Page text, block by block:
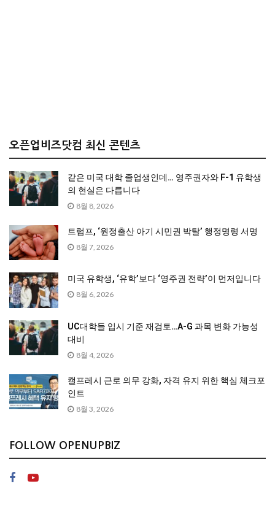
오픈업비즈닷컴 최신 콘텐츠
같은 미국 대학 졸업생인데… 영주권자와 F-1 유학생
의 현실은 다릅니다
8월 8, 2026
트럼프, ‘원정출산 아기 시민권 박탈’ 행정명령 서명
8월 7, 2026
미국 유학생, ‘유학’보다 ‘영주권 전략’이 먼저입니다
8월 6, 2026
UC대학들 입시 기준 재검토…A-G 과목 변화 가능성
대비
8월 4, 2026
캘프레시 근로 의무 강화, 자격 유지 위한 핵심 체크포
인트
8월 3, 2026
FOLLOW OPENUPBIZ